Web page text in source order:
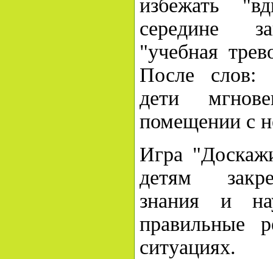
избежать
середине
"учебная
После слов:
дети
помещении с
Игра
детям
знания и
правильные
ситуациях.